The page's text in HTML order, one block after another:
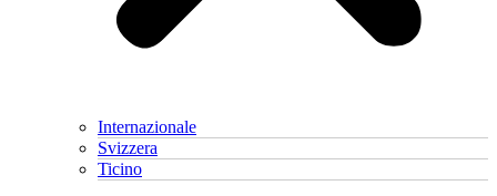
Internazionale
Svizzera
Ticino